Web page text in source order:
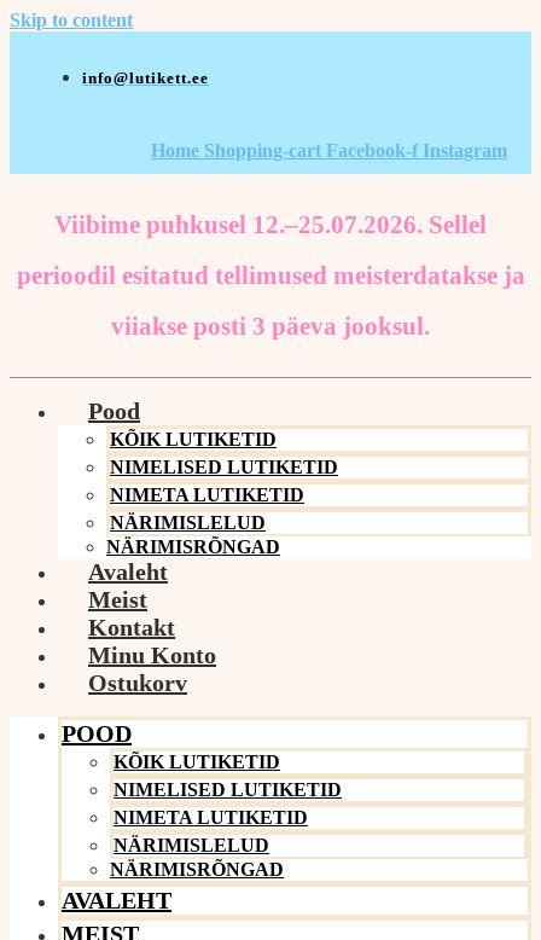
Skip to content
info@lutikett.ee
Home Shopping-cart Facebook-f Instagram
Viibime puhkusel 12.–25.07.2026. Sellel
perioodil esitatud tellimused meisterdatakse ja
viiakse posti 3 päeva jooksul.
Pood
KÕIK LUTIKETID
NIMELISED LUTIKETID
NIMETA LUTIKETID
NÄRIMISLELUD
NÄRIMISRÕNGAD
Avaleht
Meist
Kontakt
Minu Konto
Ostukorv
POOD
KÕIK LUTIKETID
NIMELISED LUTIKETID
NIMETA LUTIKETID
NÄRIMISLELUD
NÄRIMISRÕNGAD
AVALEHT
MEIST